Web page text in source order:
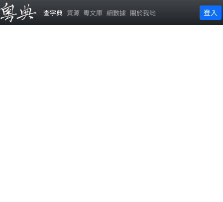
查字典 資源 粵文庫 細數據 關於我哋 登入